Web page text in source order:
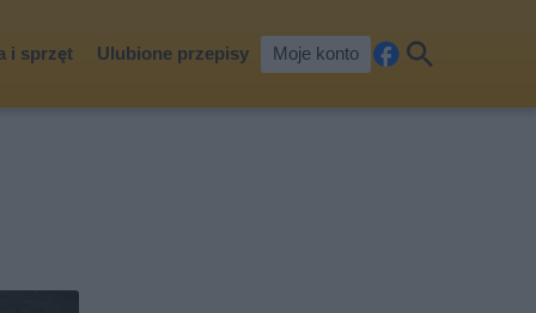
i sprzęt Ulubione przepisy Moje konto
cebkaj